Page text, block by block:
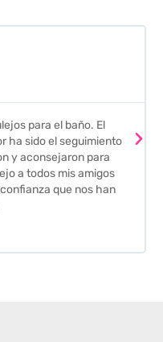
para el baño. El
ha sido el seguimiento
y aconsejaron para
a todos mis amigos
que nos han